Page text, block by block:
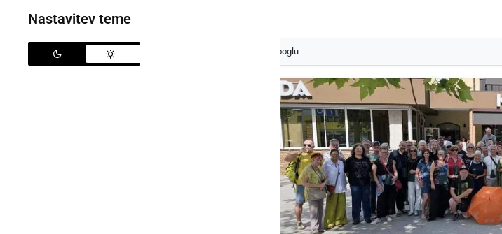
Nastavitev teme
Izberite kot svoj prednostni vir na Googlu